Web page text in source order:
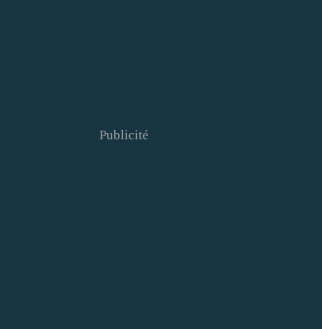
Publicité